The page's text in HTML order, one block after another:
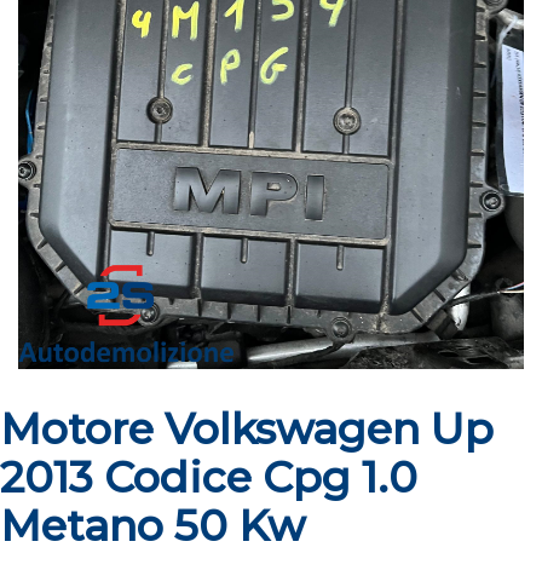
Motore Volkswagen Up
2013 Codice Cpg 1.0
Metano 50 Kw